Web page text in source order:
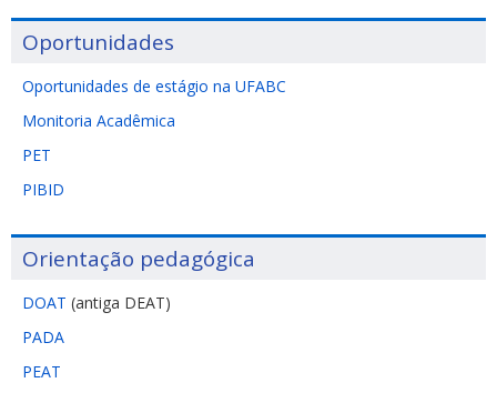
Oportunidades
Oportunidades de estágio na UFABC
Monitoria Acadêmica
PET
PIBID
Orientação pedagógica
DOAT (antiga DEAT)
PADA
PEAT